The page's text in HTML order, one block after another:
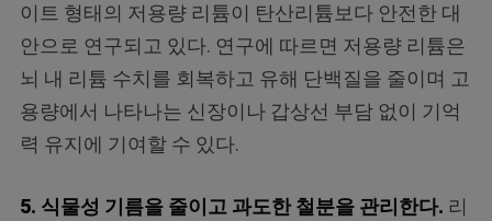
이트 형태의 저용량 리튬이 탄산리튬보다 안전한 대
안으로 연구되고 있다. 연구에 따르면 저용량 리튬은
뇌 내 리튬 수치를 회복하고 유해 단백질을 줄이며 고
용량에서 나타나는 신장이나 갑상선 부담 없이 기억
력 유지에 기여할 수 있다.
5. 식물성 기름을 줄이고 과도한 철분을 관리한다. 리